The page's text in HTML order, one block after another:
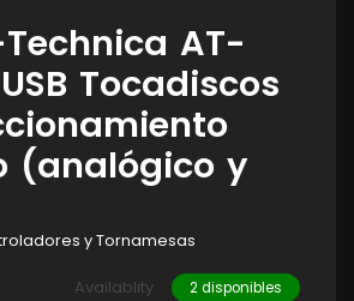
AT-
Tocadiscos
(analógico y
y Tornamesas
Availablity 2 disponibles